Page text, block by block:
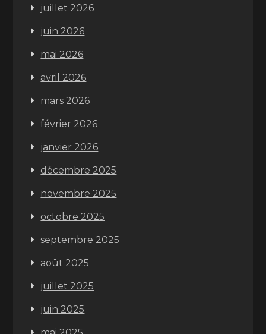
juillet 2026
juin 2026
mai 2026
avril 2026
mars 2026
février 2026
janvier 2026
décembre 2025
novembre 2025
octobre 2025
septembre 2025
août 2025
juillet 2025
juin 2025